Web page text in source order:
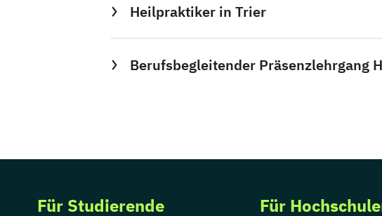
Heilpraktiker in Trier
Berufsbegleitender Präsenzlehrgang
Für Studierende Für